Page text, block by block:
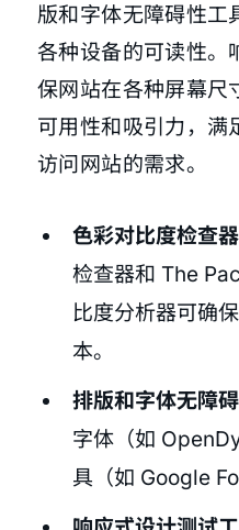
版和字体无障碍性工
各种设备的可读性。
保网站在各种屏幕尺
可用性和吸引力，满
访问网站的需求。
色彩对比度检查器
检查器和 The
比度分析器可确
本。
排版和字体无障碍
字体（如
具（如 Google